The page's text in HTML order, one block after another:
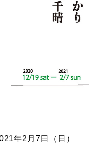
年2月7日（日）